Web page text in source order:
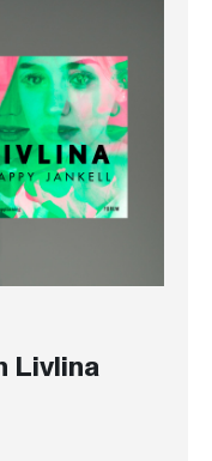
Livlina